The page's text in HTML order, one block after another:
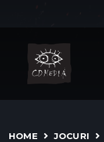
HOME JOCURI